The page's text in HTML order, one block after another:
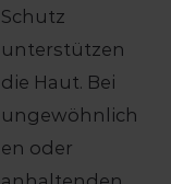
Schutz
unterstützen
die Haut. Bei
ungewöhnlich
en oder